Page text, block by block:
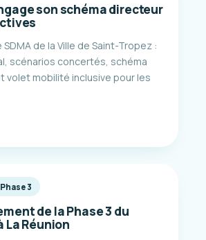
son schéma directeur
de la Ville de Saint-Tropez :
scénarios concertés, schéma
volet mobilité inclusive pour les
3
de la Phase 3 du
Réunion